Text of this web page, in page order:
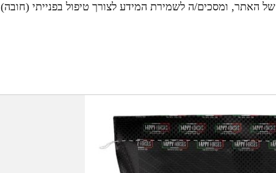
של האתר, ומסכים/ה לשמירת המידע לצורך טיפול בפנייתי (חובה)